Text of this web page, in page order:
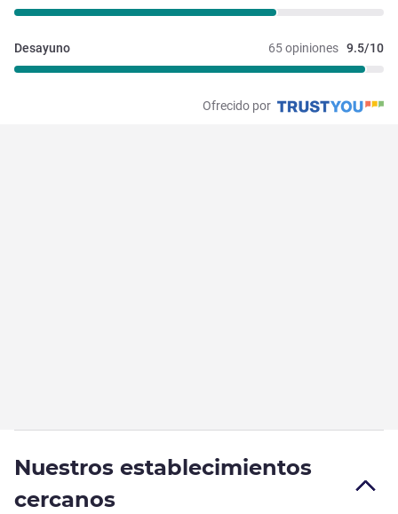
65 opiniones 9.5/10
Desayuno
Ofrecido por
Nuestros establecimientos
cercanos